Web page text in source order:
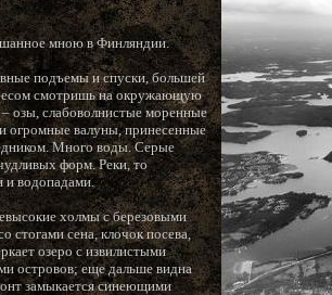
мною в Финляндии.
подъемы и спуски, большей
смотришь на окружающую
озы, слабоволнистые моренные
огромные валуны, принесенные
Много воды. Серые
форм. Реки, то
и водопадами.
холмы с березовыми
стогами сена, клочок посева,
озеро с извилистыми
островов; еще дальше видна
замыкается синеющими